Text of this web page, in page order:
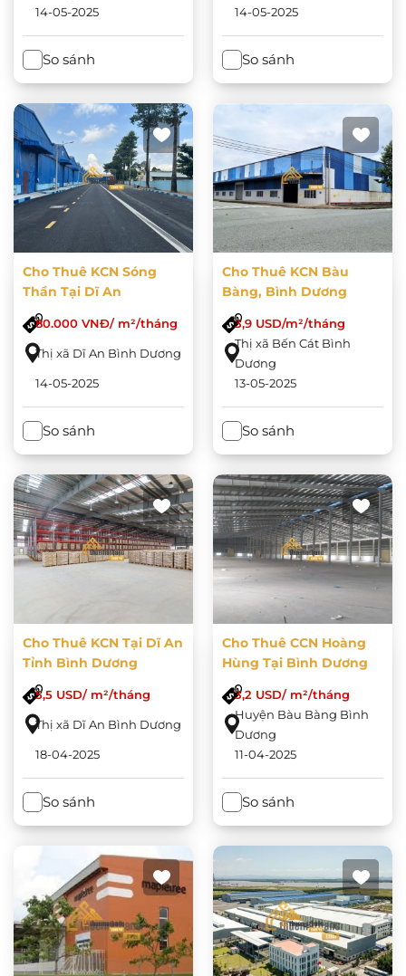
14-05-2025
So sánh
14-05-2025
So sánh
Cho Thuê KCN Sóng
Thần Tại Dĩ An
80.000 VNĐ/ m²/tháng
Thị xã Dĩ An Bình Dương
14-05-2025
So sánh
Cho Thuê KCN Bàu
Bàng, Bình Dương
3,9 USD/m²/tháng
Thị xã Bến Cát Bình
Dương
13-05-2025
So sánh
Cho Thuê KCN Tại Dĩ An
Tỉnh Bình Dương
5,5 USD/ m²/tháng
Thị xã Dĩ An Bình Dương
18-04-2025
So sánh
Cho Thuê CCN Hoàng
Hùng Tại Bình Dương
3,2 USD/ m²/tháng
Huyện Bàu Bàng Bình
Dương
11-04-2025
So sánh